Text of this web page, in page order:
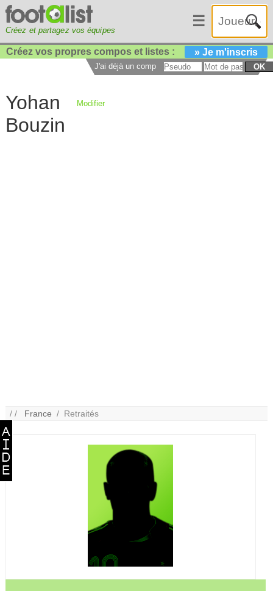
Créez et partagez vos équipes
☰
Créez vos propres compos et listes : » Je m'inscris
J'ai déjà un compte : OK
Yohan
Bouzin
Modifier
/ / France / Retraités